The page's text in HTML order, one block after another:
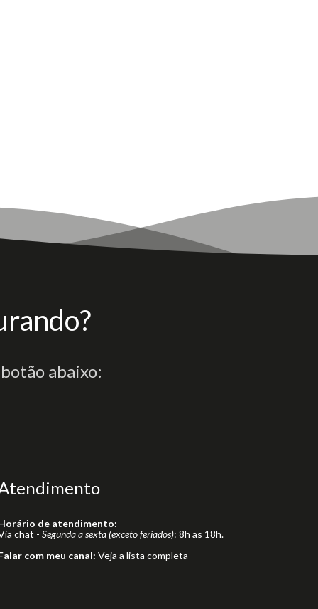
abaixo:
de atendimento:
chat - Segunda a sexta (exceto feriados): 8h as 18h.
com meu canal: Veja a lista completa